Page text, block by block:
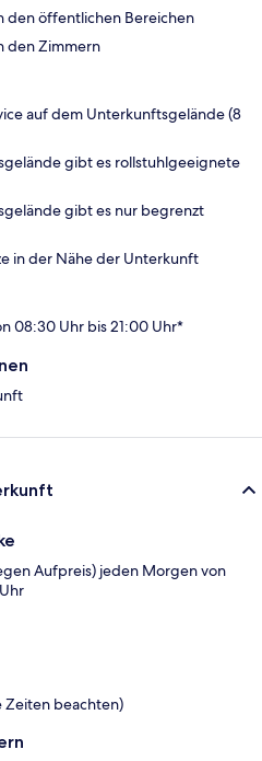
den öffentlichen Bereichen
den Zimmern
auf dem Unterkunftsgelände (8
gibt es rollstuhlgeeignete
gibt es nur begrenzt
in der Nähe der Unterkunft
08:30 Uhr bis 21:00 Uhr*
Aufpreis) jeden Morgen von
Zeiten beachten)